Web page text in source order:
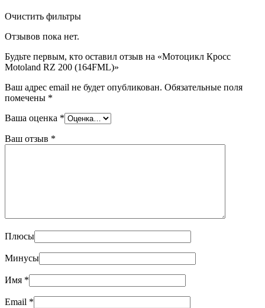
Очистить фильтры
Отзывов пока нет.
Будьте первым, кто оставил отзыв на «Мотоцикл Кросс
Motoland RZ 200 (164FML)»
Ваш адрес email не будет опубликован. Обязательные поля
помечены *
Ваша оценка *
Ваш отзыв *
Плюсы
Минусы
Имя *
Email *